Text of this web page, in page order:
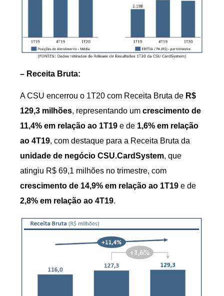
– Receita Bruta:
A CSU encerrou o 1T20 com Receita Bruta de R$
129,3 milhões, representando um crescimento de
11,4% em relação ao 1T19 e de 1,6% em relação
ao 4T19, com destaque para a Receita Bruta da
unidade de negócio CSU.CardSystem, que
atingiu R$ 69,1 milhões no trimestre, com
crescimento de 14,9% em relação ao 1T19 e de
2,8% em relação ao 4T19.